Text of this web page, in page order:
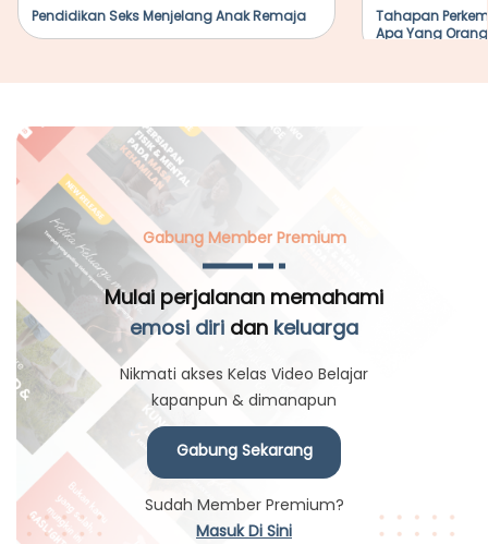
Pendidikan Seks Menjelang Anak Remaja
Tahapan
Apa Yang
Gabung Member Premium
Mulai perjalanan memahami
emosi diri dan keluarga
Nikmati akses Kelas Video Belajar
kapanpun & dimanapun
Gabung Sekarang
Sudah Member Premium?
Masuk Di Sini